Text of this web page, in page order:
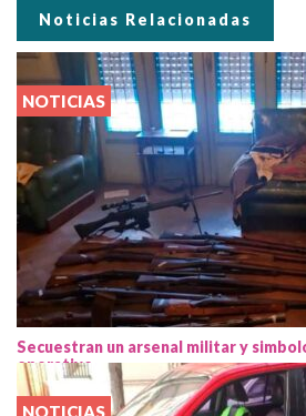
Noticias Relacionadas
NOTICIAS
Secuestran un arsenal militar y
operativo
NOTICIAS